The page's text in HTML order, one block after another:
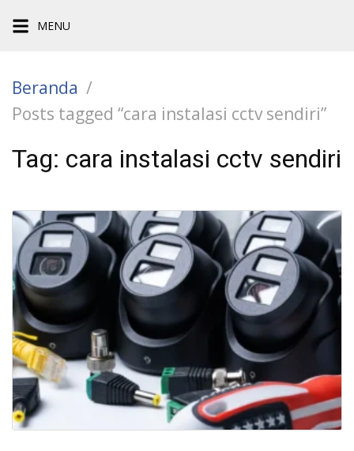
ke
MENU
Beranda
Posts tagged “cara instalasi cctv sendiri”
Tag: cara instalasi cctv sendiri